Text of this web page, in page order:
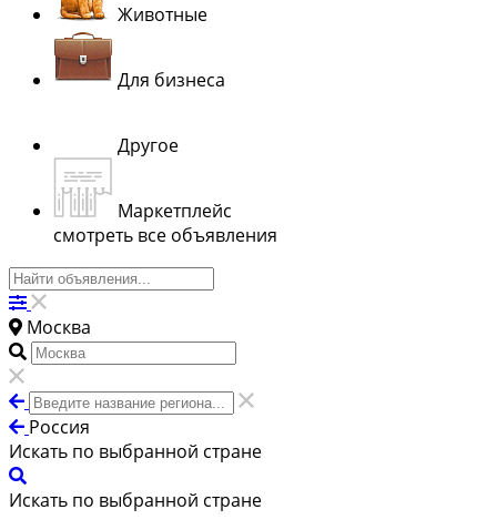
Животные
Для бизнеса
Другое
Маркетплейс
смотреть все объявления
Москва
Россия
Искать по выбранной стране
Искать по выбранной стране